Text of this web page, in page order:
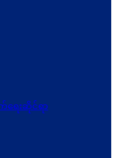
ေးဆိုင်ရာ